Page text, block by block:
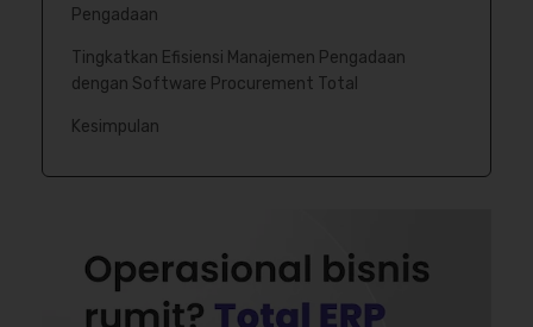
Pengadaan
Tingkatkan Efisiensi Manajemen Pengadaan
dengan Software Procurement Total
Kesimpulan